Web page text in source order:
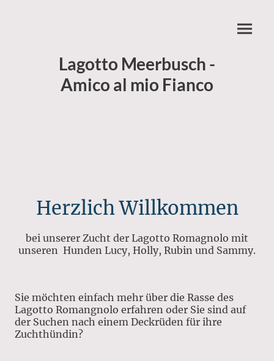
Lagotto Meerbusch -
Amico al mio Fianco
Herzlich Willkommen
bei unserer Zucht der Lagotto Romagnolo mit
unseren Hunden Lucy, Holly, Rubin und Sammy.
Sie möchten einfach mehr über die Rasse des
Lagotto Romangnolo erfahren oder Sie sind auf
der Suchen nach einem Deckrüden für ihre
Zuchthündin?